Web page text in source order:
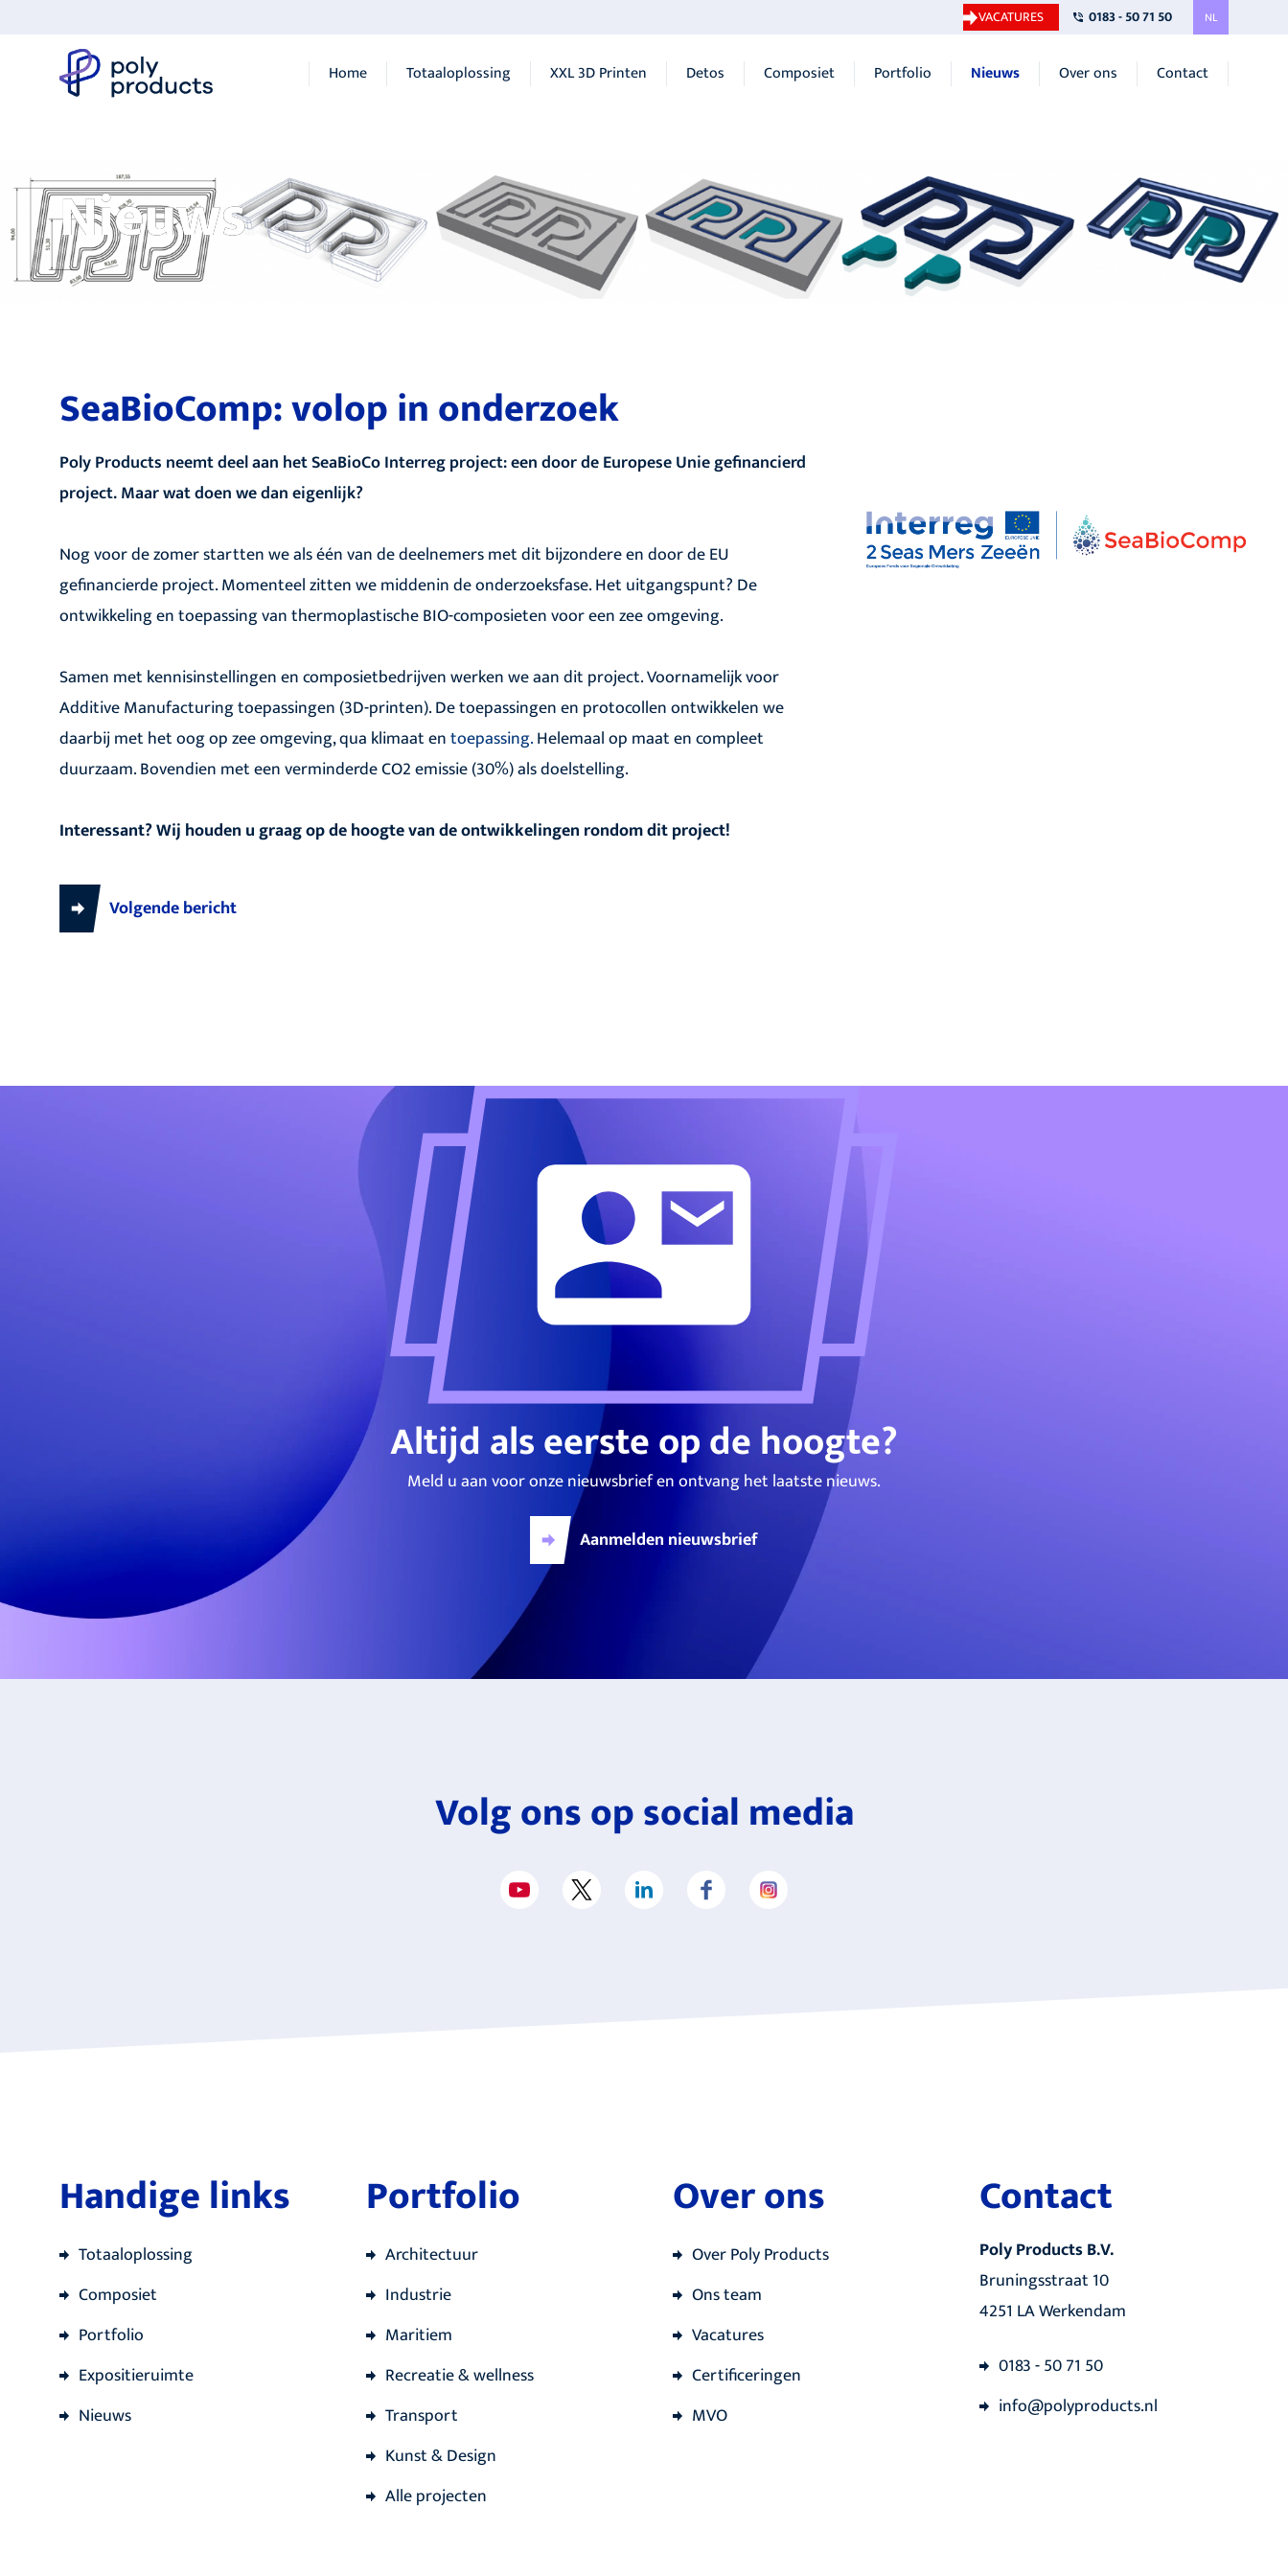
VACATURES 0183 - 50 71 50 NL
Home Totaaloplossing XXL 3D Printen Detos Composiet Portfolio Nieuws Over ons Contact
Nieuws
SeaBioComp: volop in onderzoek
Poly Products neemt deel aan het SeaBioCo Interreg project: een door de Europese Unie gefinancierd
project. Maar wat doen we dan eigenlijk?
Nog voor de zomer startten we als één van de deelnemers met dit bijzondere en door de EU
gefinancierde project. Momenteel zitten we middenin de onderzoeksfase. Het uitgangspunt? De
ontwikkeling en toepassing van thermoplastische BIO-composieten voor een zee omgeving.
Samen met kennisinstellingen en composietbedrijven werken we aan dit project. Voornamelijk voor
Additive Manufacturing toepassingen (3D-printen). De toepassingen en protocollen ontwikkelen we
daarbij met het oog op zee omgeving, qua klimaat entoepassing.Helemaal op maat en compleet
duurzaam. Bovendien met een verminderde CO2 emissie (30%) als doelstelling.
Interessant? Wij houden u graag op de hoogte van de ontwikkelingen rondom dit project!
Volgende bericht
Altijd als eerste op de hoogte?
Meld u aan voor onze nieuwsbrief en ontvang het laatste nieuws.
Aanmelden nieuwsbrief
Volg ons op social media
Handige links
Totaaloplossing
Composiet
Portfolio
Expositieruimte
Nieuws
Portfolio
Architectuur
Industrie
Maritiem
Recreatie & wellness
Transport
Kunst & Design
Alle projecten
Over ons
Over Poly Products
Ons team
Vacatures
Certificeringen
MVO
Contact
Poly Products B.V.
Bruningsstraat 10
4251 LA Werkendam
0183 - 50 71 50
info@polyproducts.nl